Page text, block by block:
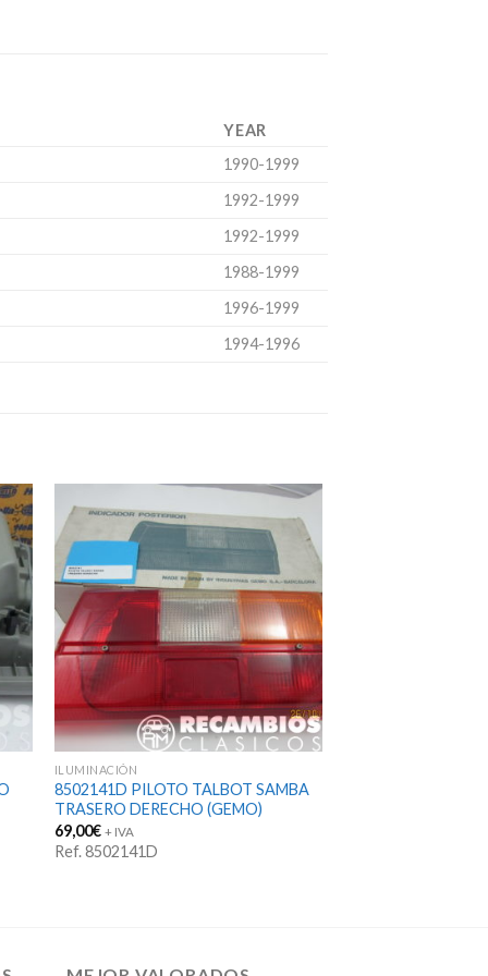
YEAR
1990-1999
1992-1999
1992-1999
1988-1999
1996-1999
1994-1996
ILUMINACIÓN
8502141D PILOTO TALBOT SAMBA
TRASERO DERECHO (GEMO)
69,00€ + IVA
Ref. 8502141D